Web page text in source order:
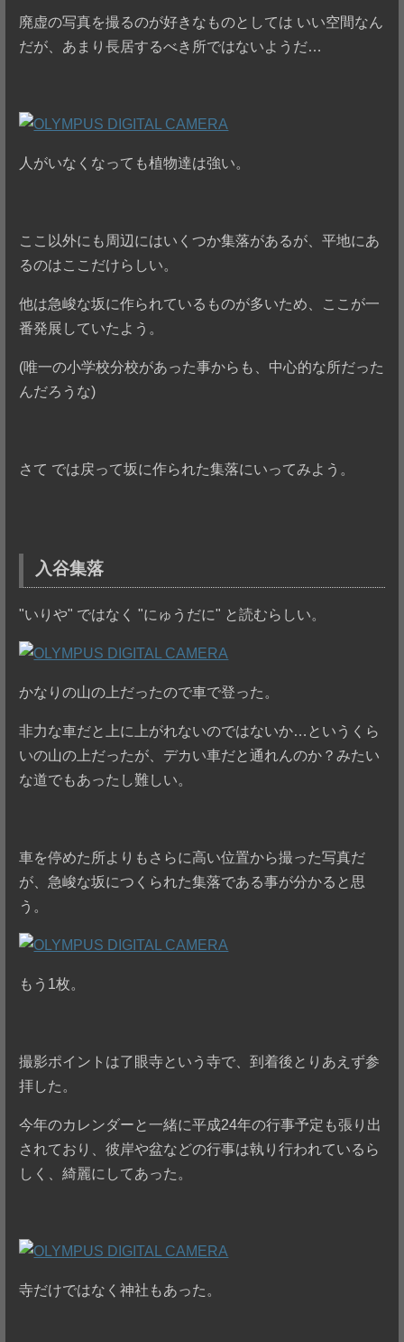
廃虚の写真を撮るのが好きなものとしては いい空間なん
だが、あまり長居するべき所ではないようだ…
人がいなくなっても植物達は強い。
ここ以外にも周辺にはいくつか集落があるが、平地にあ
るのはここだけらしい。
他は急峻な坂に作られているものが多いため、ここが一
番発展していたよう。
(唯一の小学校分校があった事からも、中心的な所だった
んだろうな)
さて では戻って坂に作られた集落にいってみよう。
入谷集落
"いりや" ではなく "にゅうだに" と読むらしい。
かなりの山の上だったので車で登った。
非力な車だと上に上がれないのではないか…というくら
いの山の上だったが、デカい車だと通れんのか？みたい
な道でもあったし難しい。
車を停めた所よりもさらに高い位置から撮った写真だ
が、急峻な坂につくられた集落である事が分かると思
う。
もう1枚。
撮影ポイントは了眼寺という寺で、到着後とりあえず参
拝した。
今年のカレンダーと一緒に平成24年の行事予定も張り出
されており、彼岸や盆などの行事は執り行われているら
しく、綺麗にしてあった。
寺だけではなく神社もあった。